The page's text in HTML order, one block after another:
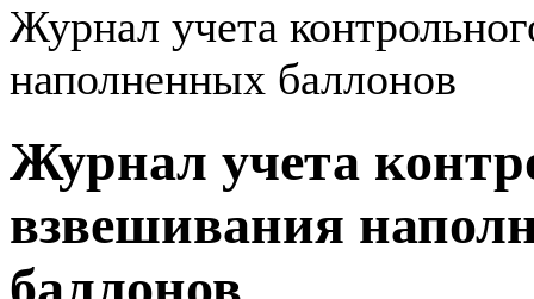
Журнал учета
наполненных баллонов
Журнал учета
взвешивания